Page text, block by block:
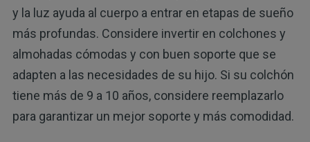
y la luz ayuda al cuerpo a entrar en etapas de sueño
más profundas. Considere invertir en colchones y
almohadas cómodas y con buen soporte que se
adapten a las necesidades de su hijo. Si su colchón
tiene más de 9 a 10 años, considere reemplazarlo
para garantizar un mejor soporte y más comodidad.